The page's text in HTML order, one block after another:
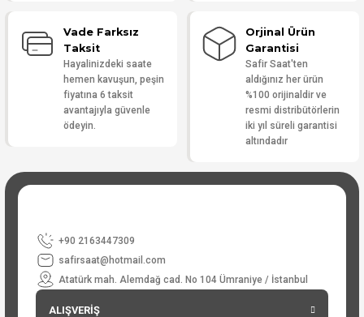
Vade Farksız
Taksit
Hayalinizdeki saate
hemen kavuşun, peşin
fiyatına 6 taksit
avantajıyla güvenle
ödeyin.
Orjinal Ürün
Garantisi
Safir Saat'ten
aldığınız her ürün
%100 orijinaldir ve
resmi distribütörlerin
iki yıl süreli garantisi
altındadır
+90 2163447309
safirsaat@hotmail.com
Atatürk mah. Alemdağ cad. No 104 Ümraniye / İstanbul
ALIŞVERİŞ